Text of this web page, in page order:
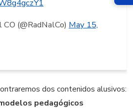
(@RadNalCo) May 15,
dos contenidos alusivos:
pedagógicos